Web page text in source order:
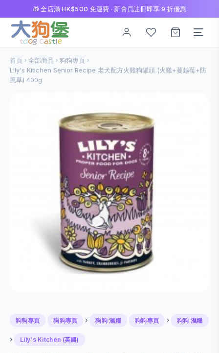
🎁 全店滿 HK$500 免運費 · 新會員註冊即享 9 折優惠
首頁 全部商品
狗狗專頁
Lily's Kitichen Senior Recipe 老犬配方火雞狗罐頭 (火雞+蔓越莓+防
風草) 400g
狗狗專頁 狗狗專頁 › 狗狗 濕糧 狗狗專頁 › 狗狗 濕糧
› Lily's Kitchen (英國)